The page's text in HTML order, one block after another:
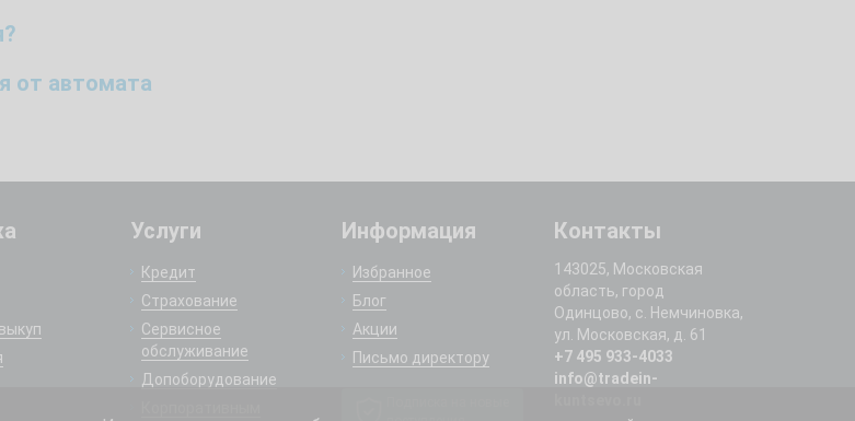
от автомата
Услуги
Кредит
Страхование
Сервисное
обслуживание
Допоборудование
Информация
Избранное
Блог
Акции
Письмо директору
Контакты
143025, Московская
область, город
Одинцово, с. Немчиновка,
ул. Московская, д. 61
+7 495 933-4033
info@tradein-